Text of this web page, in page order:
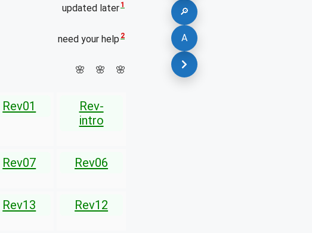
🔎
A
updated later 1
need your help 2
🌸 🌸 🌸
Rev-
intro
Rev01
Rev06
Rev07
Rev12
Rev13